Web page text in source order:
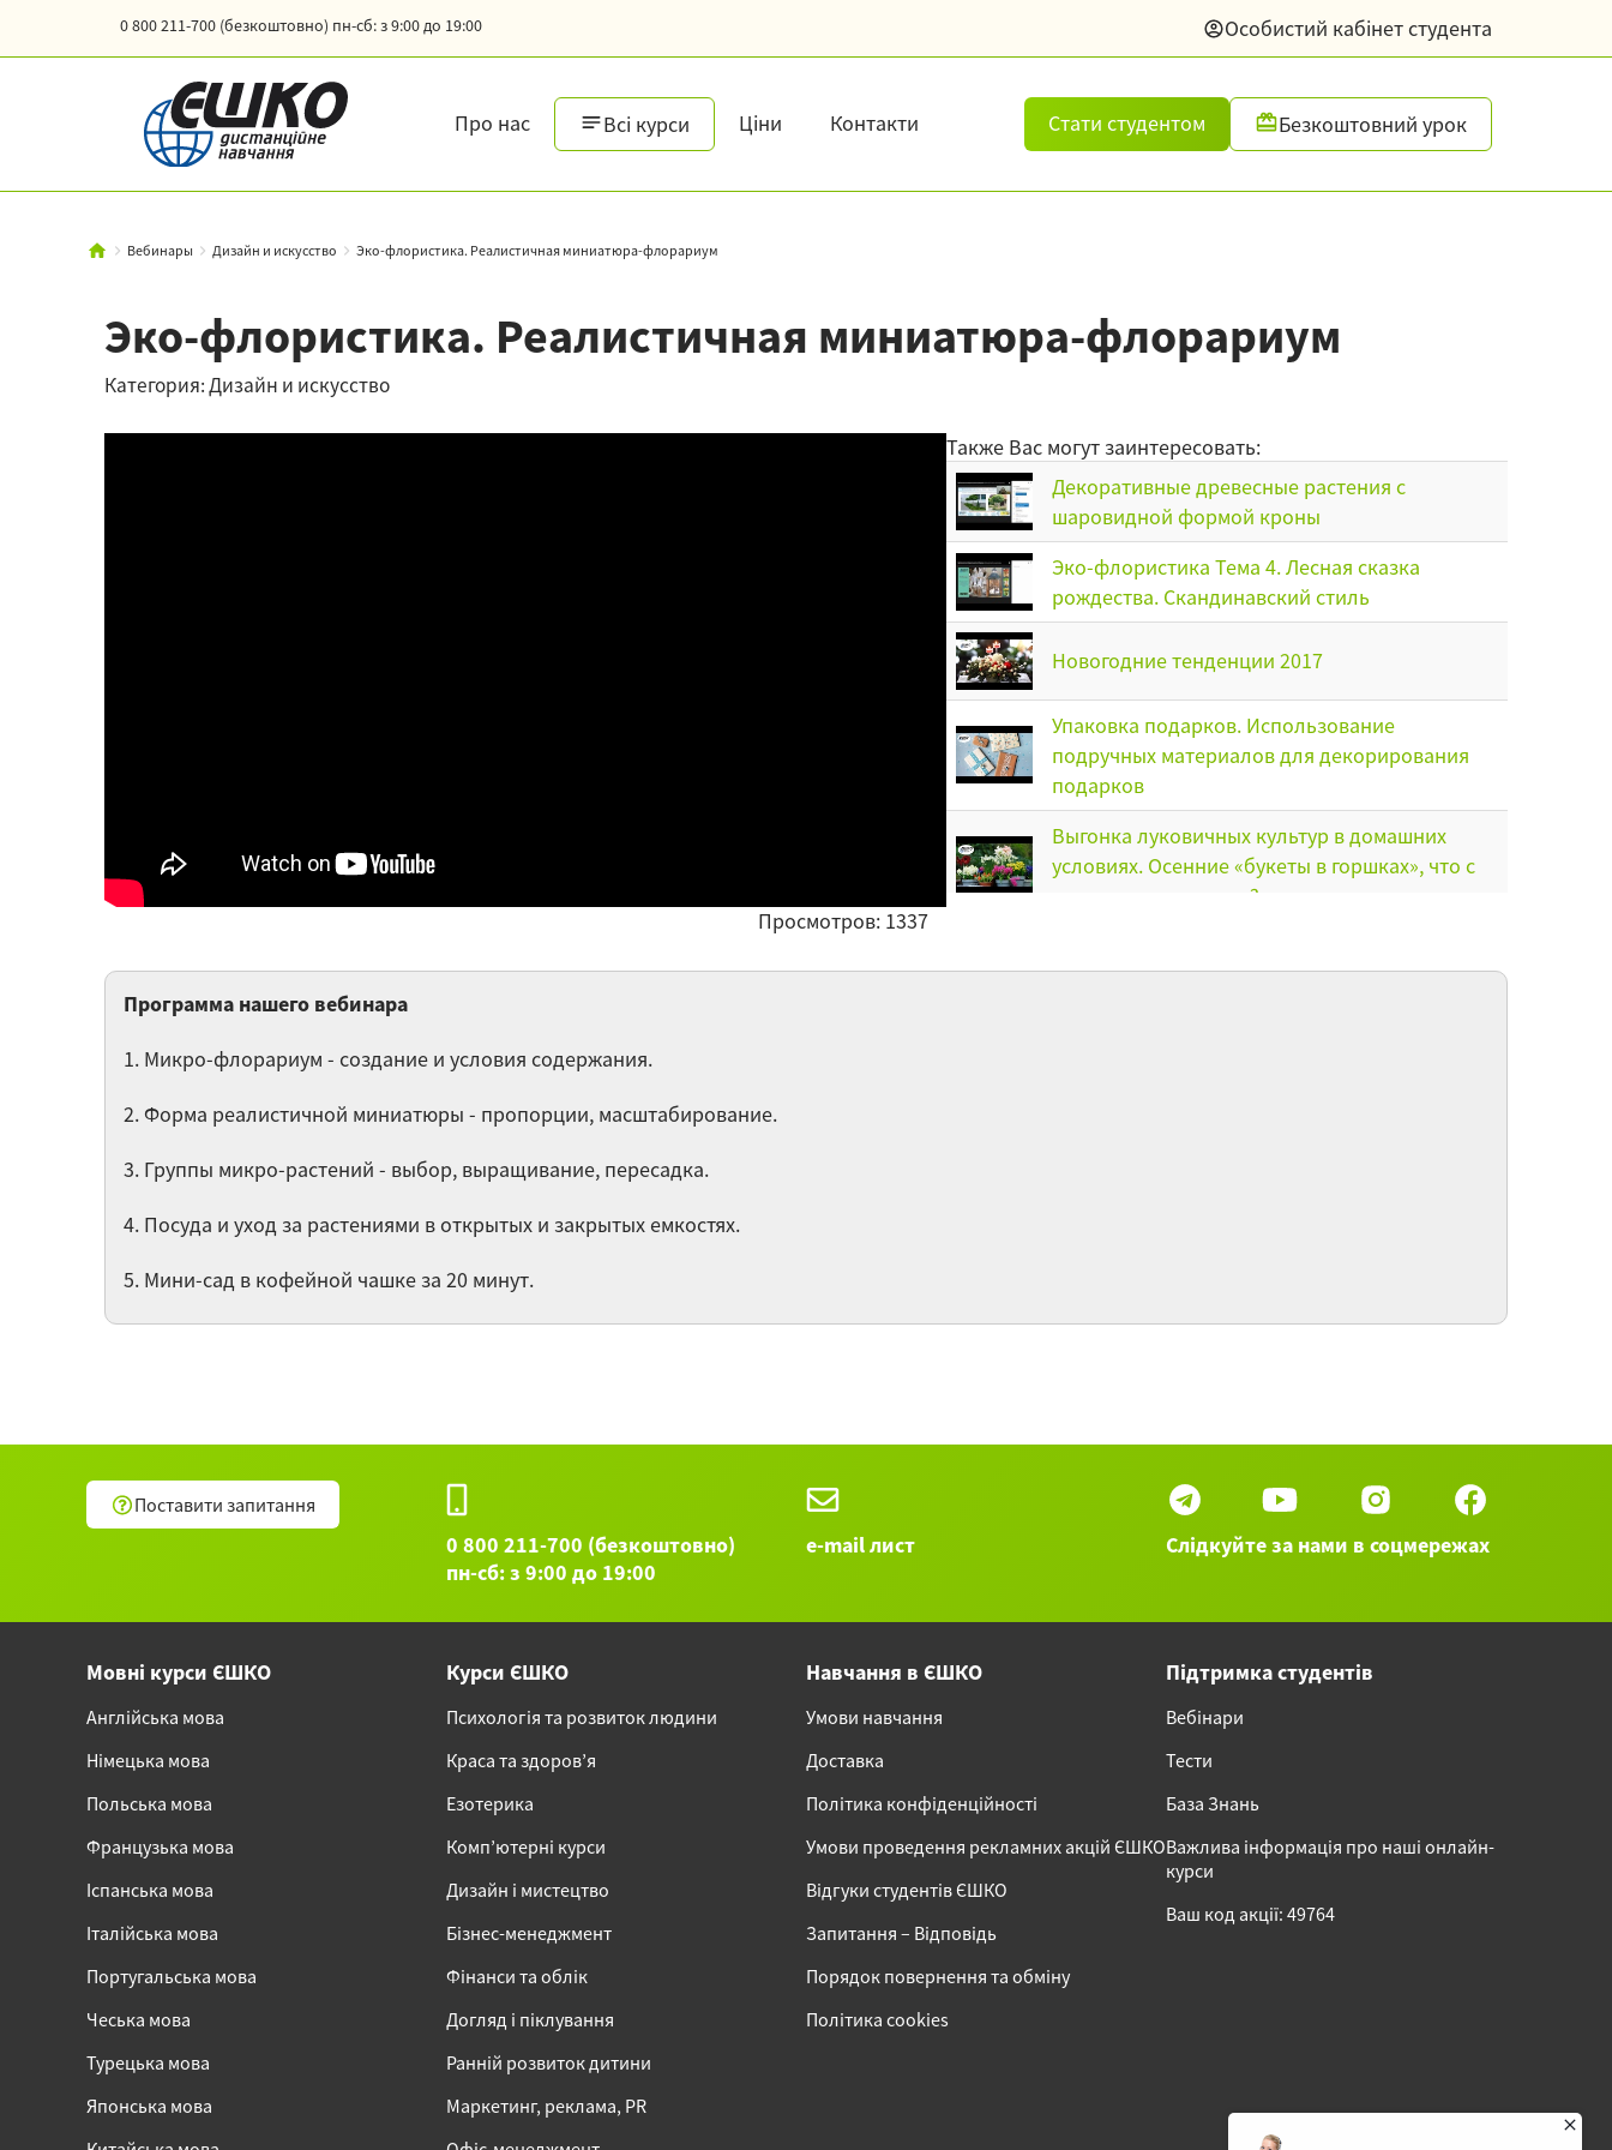
0 800 211-700 (безкоштовно) пн-сб: з 9:00 до 19:00 Особистий кабінет студента
Про нас Всі курси Ціни Контакти Стати студентом Безкоштовний урок
Вебинары Дизайн и искусство Эко-флористика. Реалистичная миниатюра-флорариум
Эко-флористика. Реалистичная миниатюра-флорариум
Категория: Дизайн и искусство
Просмотров: 1337
Также Вас могут заинтересовать:
Декоративные древесные растения с
шаровидной формой кроны
Эко-флористика Тема 4. Лесная сказка
рождества. Скандинавский стиль
Новогодние тенденции 2017
Упаковка подарков. Использование
подручных материалов для декорирования
подарков
Выгонка луковичных культур в домашних
условиях. Осенние «букеты в горшках», что с
ними можно сделать?
создания элементов декора и декорирования
флористических идей в оформлении
современных интерьеров к новогодним
Остальные 67 вебинаров категории Дизайн и искусство
Программа нашего вебинара
1. Микро-флорариум - создание и условия содержания.
2. Форма реалистичной миниатюры - пропорции, масштабирование.
3. Группы микро-растений - выбор, выращивание, пересадка.
4. Посуда и уход за растениями в открытых и закрытых емкостях.
5. Мини-сад в кофейной чашке за 20 минут.
Поставити запитання
0 800 211-700 (безкоштовно)
пн-сб: з 9:00 до 19:00
e-mail лист Слідкуйте за нами в соцмережах
Мовні курси ЄШКО
Англійська мова
Німецька мова
Польська мова
Французька мова
Іспанська мова
Італійська мова
Португальська мова
Чеська мова
Турецька мова
Японська мова
Курси ЄШКО
Психологія та розвиток людини
Краса та здоров’я
Езотерика
Комп’ютерні курси
Дизайн і мистецтво
Бізнес-менеджмент
Фінанси та облік
Догляд і піклування
Ранній розвиток дитини
Маркетинг, реклама, PR
Навчання в ЄШКО
Умови навчання
Доставка
Політика конфіденційності
Умови проведення рекламних акцій ЄШКО
Відгуки студентів ЄШКО
Запитання – Відповідь
Порядок повернення та обміну
Політика cookies
Підтримка студентів
Вебінари
Тести
База Знань
Важлива інформація про наші онлайн-
курси
Ваш код акції: 49764